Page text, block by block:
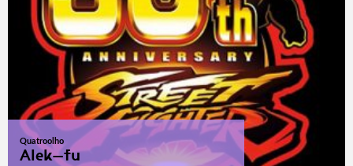
Quatroolho
Alek-fu